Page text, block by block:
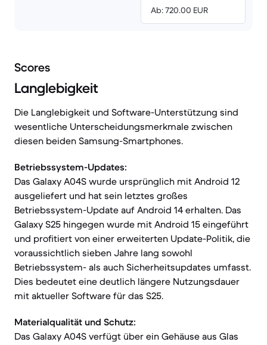
Ab: 720.00 EUR
Scores
Langlebigkeit
Die Langlebigkeit und Software-Unterstützung sind
wesentliche Unterscheidungsmerkmale zwischen
diesen beiden Samsung-Smartphones.
Betriebssystem-Updates:
Das Galaxy A04S wurde ursprünglich mit Android 12
ausgeliefert und hat sein letztes großes
Betriebssystem-Update auf Android 14 erhalten. Das
Galaxy S25 hingegen wurde mit Android 15 eingeführt
und profitiert von einer erweiterten Update-Politik, die
voraussichtlich sieben Jahre lang sowohl
Betriebssystem- als auch Sicherheitsupdates umfasst.
Dies bedeutet eine deutlich längere Nutzungsdauer
mit aktueller Software für das S25.
Materialqualität und Schutz:
Das Galaxy A04S verfügt über ein Gehäuse aus Glas